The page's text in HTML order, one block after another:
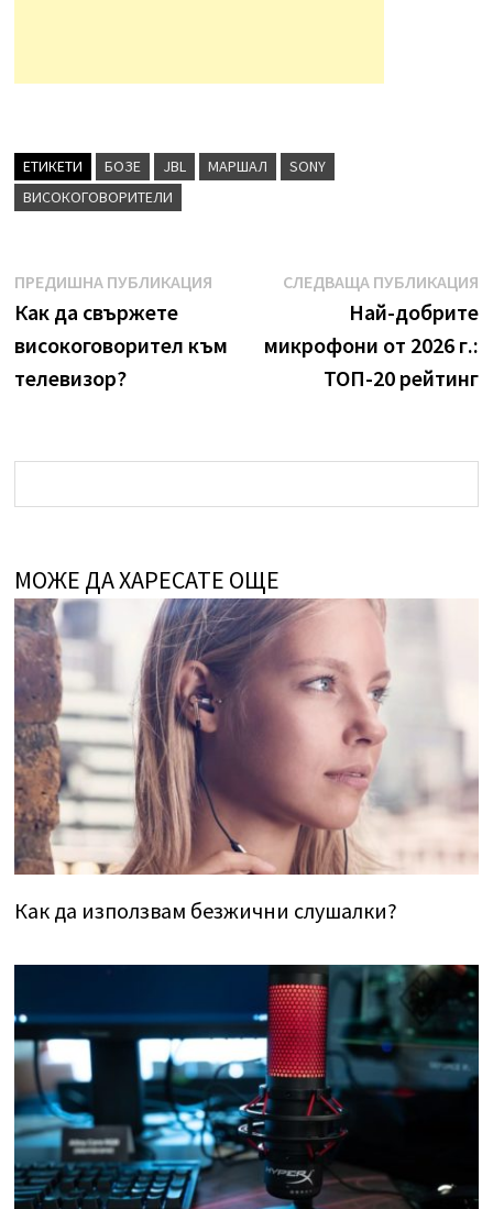
ЕТИКЕТИ БОЗЕ JBL МАРШАЛ
SONY
ВИСОКОГОВОРИТЕЛИ
След
навигация
ПРЕДИШНА ПУБЛИКАЦИЯПредишна
Как да свържете
високоговорител към
телевизор?
СЛЕДВАЩА ПУБЛИКАЦИЯ
Най-добрите
микрофони от 2026 г.:
ТОП-20 рейтинг
МОЖЕ ДА ХАРЕСАТЕ ОЩЕ
Как да използвам безжични слушалки?